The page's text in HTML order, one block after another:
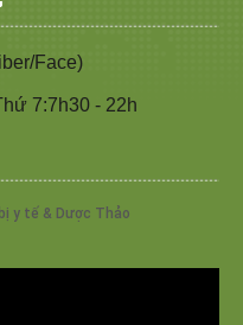
Face)
7:7h30 - 22h